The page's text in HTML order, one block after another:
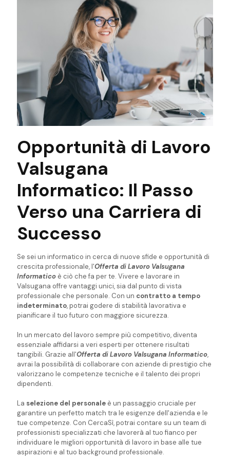
Opportunità di Lavoro
Valsugana
Informatico: Il Passo
Verso una Carriera di
Successo
Se sei un informatico in cerca di nuove sfide e opportunità di
crescita professionale, l'Offerta di Lavoro Valsugana
Informatico è ciò che fa per te. Vivere e lavorare in
Valsugana offre vantaggi unici, sia dal punto di vista
professionale che personale. Con un contratto a tempo
indeterminato, potrai godere di stabilità lavorativa e
pianificare il tuo futuro con maggiore sicurezza.
In un mercato del lavoro sempre più competitivo, diventa
essenziale affidarsi a veri esperti per ottenere risultati
tangibili. Grazie all'Offerta di Lavoro Valsugana Informatico,
avrai la possibilità di collaborare con aziende di prestigio che
valorizzano le competenze tecniche e il talento dei propri
dipendenti.
La selezione del personale è un passaggio cruciale per
garantire un perfetto match tra le esigenze dell'azienda e le
tue competenze. Con CercaSì, potrai contare su un team di
professionisti specializzati che lavorerà al tuo fianco per
individuare le migliori opportunità di lavoro in base alle tue
aspirazioni e al tuo background professionale.